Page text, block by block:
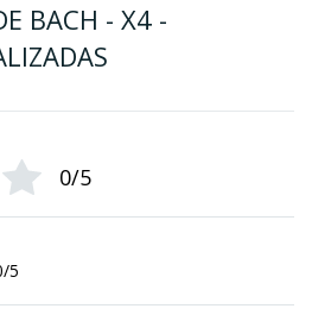
BACH - X4 -
0/5
5